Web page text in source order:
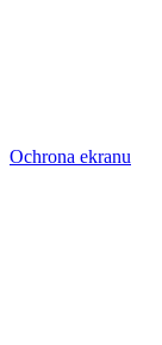
Ochrona ekranu